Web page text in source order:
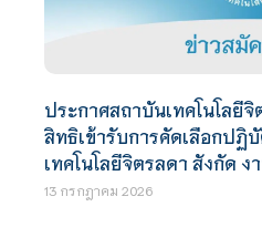
ประกาศสถาบันเทคโนโลยี
สิทธิเข้ารับการคัดเลือกปฏิ
เทคโนโลยีจิตรลดา สังกัด
13 กรกฎาคม 2026